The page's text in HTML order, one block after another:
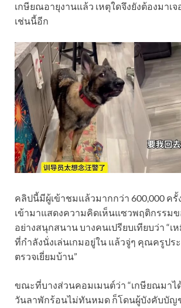
เกษียณอายุงานแล้ว เหตุใดจึงยังต้องมาเ
เช่นนี้อีก
คลิปนี้มีผู้เข้าชมแล้วมากกว่า 600,000 ครั้
เข้ามาแสดงความคิดเห็นแซวพฤติกรรมข
อย่างสนุกสนาน บางคนเปรียบเทียบว่า “
ที่กำลังนั่งเล่นเกมอยู่ใน แล้วจู่ๆ คุณครูปร
ตรวจเยี่ยมบ้าน”
ขณะที่บางส่วนคอมเมนต์ว่า “เกษียณมาไ
วันลาพักร้อนไม่ทันหมด ก็โดนผู้บังคับบัญ